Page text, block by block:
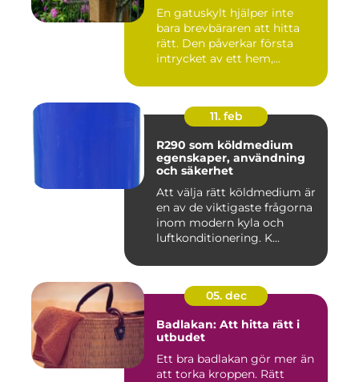
En gatuskylt hjälper inte
bara brevbäraren att hitta
rätt. Den påverkar första
intrycket av ett hem,...
11. feb
R290 som köldmedium
egenskaper, användning
och säkerhet
Att välja rätt köldmedium är
en av de viktigaste frågorna
inom modern kyla och
luftkonditionering. K...
05. dec
Badlakan: Att hitta rätt i
utbudet
Ett bra badlakan gör mer än
att torka kroppen. Rätt